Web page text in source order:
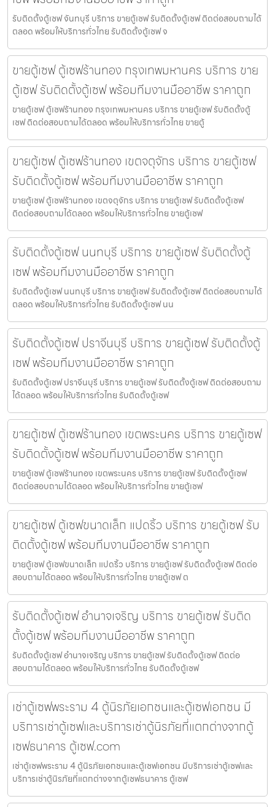
รับติดตั้งตู้เซฟ จันทบุรี บริการ ขายตู้เซฟ รับติดตั้งตู้เซฟ ติดต่อสอบถามได้
ตลอด พร้อมให้บริการทั่วไทย รับติดตั้งตู้เซฟ จ
ขายตู้เซฟ ตู้เซฟร้านทอง กรุงเทพมหานคร บริการ ขาย
ตู้เซฟ รับติดตั้งตู้เซฟ พร้อมทีมงานมืออาชีพ ราคาถูก
ขายตู้เซฟ ตู้เซฟร้านทอง กรุงเทพมหานคร บริการ ขายตู้เซฟ รับติดตั้งตู้
เซฟ ติดต่อสอบถามได้ตลอด พร้อมให้บริการทั่วไทย ขายตู้
ขายตู้เซฟ ตู้เซฟร้านทอง เขตจตุจักร บริการ ขายตู้เซฟ
รับติดตั้งตู้เซฟ พร้อมทีมงานมืออาชีพ ราคาถูก
ขายตู้เซฟ ตู้เซฟร้านทอง เขตจตุจักร บริการ ขายตู้เซฟ รับติดตั้งตู้เซฟ
ติดต่อสอบถามได้ตลอด พร้อมให้บริการทั่วไทย ขายตู้เซฟ
รับติดตั้งตู้เซฟ นนทบุรี บริการ ขายตู้เซฟ รับติดตั้งตู้
เซฟ พร้อมทีมงานมืออาชีพ ราคาถูก
รับติดตั้งตู้เซฟ นนทบุรี บริการ ขายตู้เซฟ รับติดตั้งตู้เซฟ ติดต่อสอบถามได้
ตลอด พร้อมให้บริการทั่วไทย รับติดตั้งตู้เซฟ นน
รับติดตั้งตู้เซฟ ปราจีนบุรี บริการ ขายตู้เซฟ รับติดตั้งตู้
เซฟ พร้อมทีมงานมืออาชีพ ราคาถูก
รับติดตั้งตู้เซฟ ปราจีนบุรี บริการ ขายตู้เซฟ รับติดตั้งตู้เซฟ ติดต่อสอบถาม
ได้ตลอด พร้อมให้บริการทั่วไทย รับติดตั้งตู้เซฟ
ขายตู้เซฟ ตู้เซฟร้านทอง เขตพระนคร บริการ ขายตู้เซฟ
รับติดตั้งตู้เซฟ พร้อมทีมงานมืออาชีพ ราคาถูก
ขายตู้เซฟ ตู้เซฟร้านทอง เขตพระนคร บริการ ขายตู้เซฟ รับติดตั้งตู้เซฟ
ติดต่อสอบถามได้ตลอด พร้อมให้บริการทั่วไทย ขายตู้เซฟ
ขายตู้เซฟ ตู้เซฟขนาดเล็ก แปดริ้ว บริการ ขายตู้เซฟ รับ
ติดตั้งตู้เซฟ พร้อมทีมงานมืออาชีพ ราคาถูก
ขายตู้เซฟ ตู้เซฟขนาดเล็ก แปดริ้ว บริการ ขายตู้เซฟ รับติดตั้งตู้เซฟ ติดต่อ
สอบถามได้ตลอด พร้อมให้บริการทั่วไทย ขายตู้เซฟ ต
รับติดตั้งตู้เซฟ อำนาจเจริญ บริการ ขายตู้เซฟ รับติด
ตั้งตู้เซฟ พร้อมทีมงานมืออาชีพ ราคาถูก
รับติดตั้งตู้เซฟ อำนาจเจริญ บริการ ขายตู้เซฟ รับติดตั้งตู้เซฟ ติดต่อ
สอบถามได้ตลอด พร้อมให้บริการทั่วไทย รับติดตั้งตู้เซฟ
เช่าตู้เซฟพระราม 4 ตู้นิรภัยเอกชนและตู้เซฟเอกชน มี
บริการเช่าตู้เซฟและบริการเช่าตู้นิรภัยที่แตกต่างจากตู้
เซฟธนาคาร ตู้เซฟ.com
เช่าตู้เซฟพระราม 4 ตู้นิรภัยเอกชนและตู้เซฟเอกชน มีบริการเช่าตู้เซฟและ
บริการเช่าตู้นิรภัยที่แตกต่างจากตู้เซฟธนาคาร ตู้เซฟ